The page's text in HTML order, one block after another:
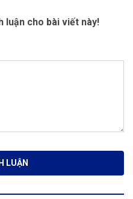
luận cho bài viết này!